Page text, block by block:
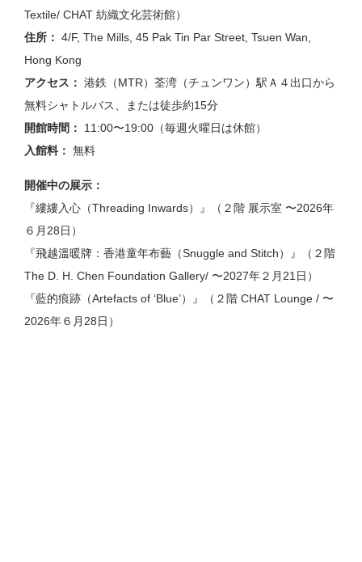
Textile/ CHAT 紡織文化芸術館）
住所： 4/F, The Mills, 45 Pak Tin Par Street, Tsuen Wan,
Hong Kong
アクセス： 港鉄（MTR）荃湾（チュンワン）駅Ａ４出口から
無料シャトルバス、または徒歩約15分
開館時間：
11:00〜19:00（毎週火曜日は休館）
入館料： 無料
開催中の展示：
『縷縷入心（Threading Inwards）』（ ２階 展示室 〜2026年
６月28日）
『飛越溫暖牌：香港童年布藝（Snuggle and Stitch）』（２階
The D. H. Chen Foundation Gallery/ 〜2027年２月21日）
『藍的痕跡（Artefacts of ‘Blue’）』（２階 CHAT Lounge / 〜
2026年６月28日）